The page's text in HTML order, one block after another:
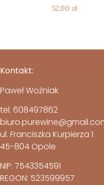
52,00 zł
Kontakt:
Paweł Woźniak
tel. 608497862
ul. Franciszka Kurpierza 1
45-804 Opole
NIP: 7543354591
REGON: 523599957